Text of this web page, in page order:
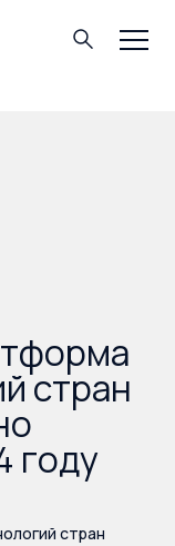
стран
году
стран